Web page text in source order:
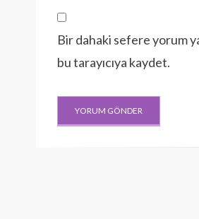
Bir dahaki sefere yorum
bu tarayıcıya kaydet.